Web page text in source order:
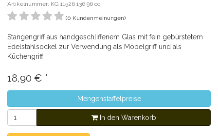
Artikelnummer: KG 11526 136 96 cc
(0 Kundenmeinungen)
Stangengriff aus handgeschliffenem Glas mit fein gebürstetem
Edelstahlsockel zur Verwendung als Möbelgriff und als
Küchengriff
18,90 € *
Mengenstaffelpreise
In den Warenkorb